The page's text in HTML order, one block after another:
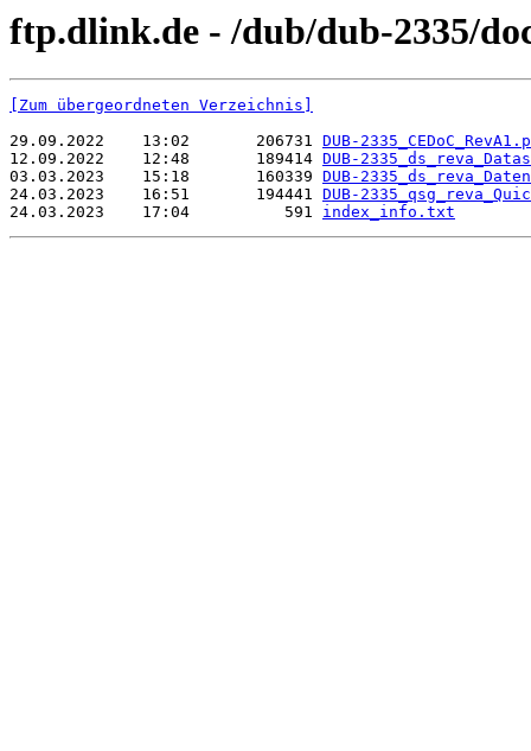
ftp.dlink.de - /dub/dub-2335/
[Zum übergeordneten Verzeichnis]
29.09.2022    13:02       206731 DUB-
12.09.2022    12:48       189414 DUB-
03.03.2023    15:18       160339 DUB-
24.03.2023    16:51       194441 DUB-
24.03.2023    17:04          591 index_info.txt